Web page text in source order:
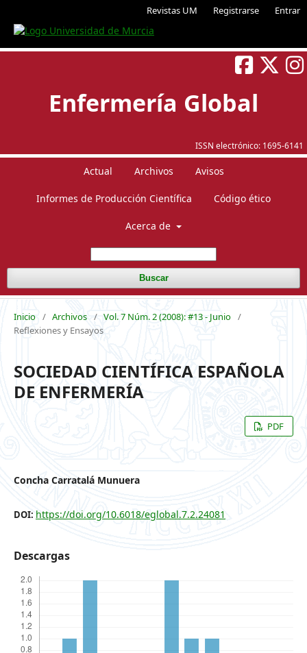
Revistas UM Registrarse Entrar
ISSN electrónico: 1695-6141
Enfermería Global
Actual Archivos Avisos
Informes de Producción Científica Código ético
Acerca de
Buscar
Inicio / Archivos / Vol. 7 Núm. 2 (2008): #13 - Junio /
Reflexiones y Ensayos
SOCIEDAD CIENTÍFICA ESPAÑOLA
DE ENFERMERÍA
PDF
Concha Carratalá Munuera
DOI: https://doi.org/10.6018/eglobal.7.2.24081
Descargas